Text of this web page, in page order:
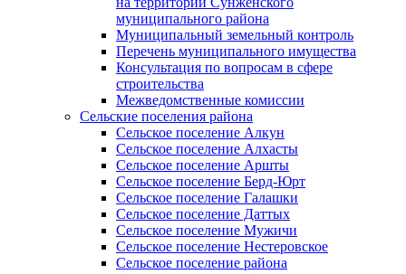
муниципального района
Муниципальный земельный контроль
Перечень муниципального имущества
Консультация по вопросам в сфере
строительства
Межведомственные комиссии
Сельские поселения района
Сельское поселение Алкун
Сельское поселение Алхасты
Сельское поселение Аршты
Сельское поселение Берд-Юрт
Сельское поселение Галашки
Сельское поселение Даттых
Сельское поселение Мужичи
Сельское поселение Нестеровское
Сельское поселение района